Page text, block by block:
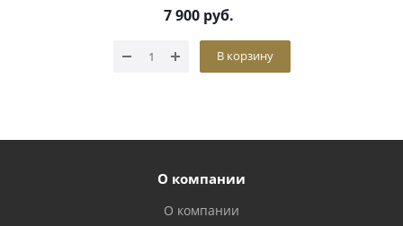
7 900 руб.
В корзину
О компании
О компании